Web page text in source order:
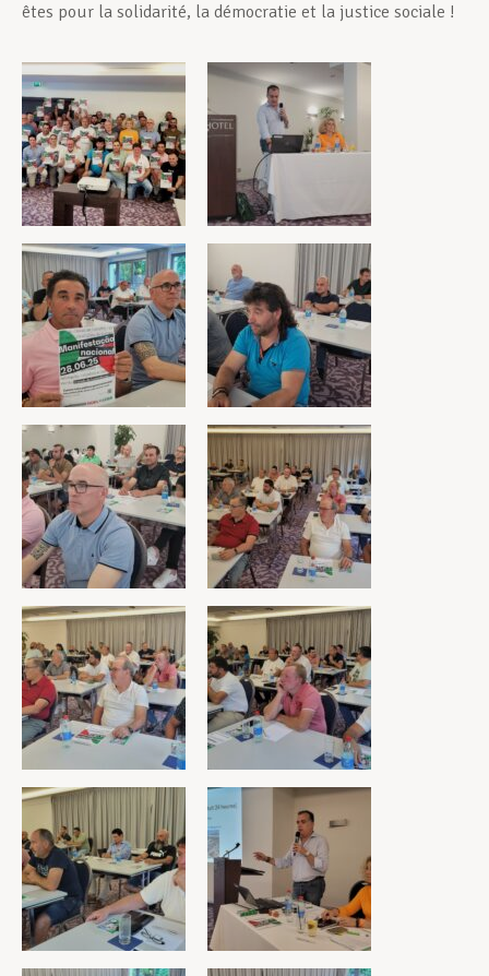
êtes pour la solidarité, la démocratie et la justice sociale !